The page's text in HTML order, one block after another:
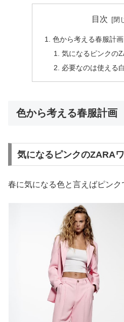
目次
色から考える春服計画
気になるピンクの
必要なのは使える
色から考える春服計画
気になるピンクのZARA
春に気になる色と言えばピンク